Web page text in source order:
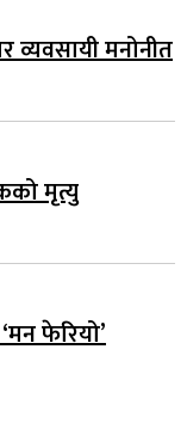
व्यवसायी मनोनीत
मृत्यु
फेरियो’